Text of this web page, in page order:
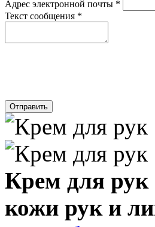
Адрес электронной почты *
Текст сообщения *
Отправить
Крем для
кожи рук и